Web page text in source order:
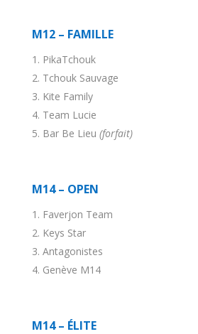
M12 – FAMILLE
PikaTchouk
Tchouk Sauvage
Kite Family
Team Lucie
Bar Be Lieu (forfait)
M14 – OPEN
Faverjon Team
Keys Star
Antagonistes
Genève M14
M14 – ÉLITE